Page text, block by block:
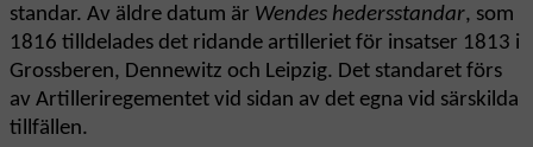
standar. Av äldre datum är Wendes hedersstandar, som
1816 tilldelades det ridande artilleriet för insatser 1813 i
Grossberen, Dennewitz och Leipzig. Det standaret förs
av Artilleriregementet vid sidan av det egna vid särskilda
tillfällen.